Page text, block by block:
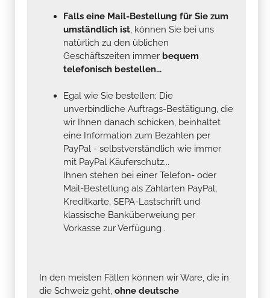
Falls eine Mail-Bestellung für Sie zum
umständlich ist, können Sie bei uns
natürlich zu den üblichen
Geschäftszeiten immer bequem
telefonisch bestellen...
Egal wie Sie bestellen: Die
unverbindliche Auftrags-Bestätigung, die
wir Ihnen danach schicken, beinhaltet
eine Information zum Bezahlen per
PayPal - selbstverständlich wie immer
mit PayPal Käuferschutz...
Ihnen stehen bei einer Telefon- oder
Mail-Bestellung als Zahlarten PayPal,
Kreditkarte, SEPA-Lastschrift und
klassische Banküberweiung per
Vorkasse zur Verfügung .
In den meisten Fällen können wir Ware, die in
die Schweiz geht, ohne deutsche